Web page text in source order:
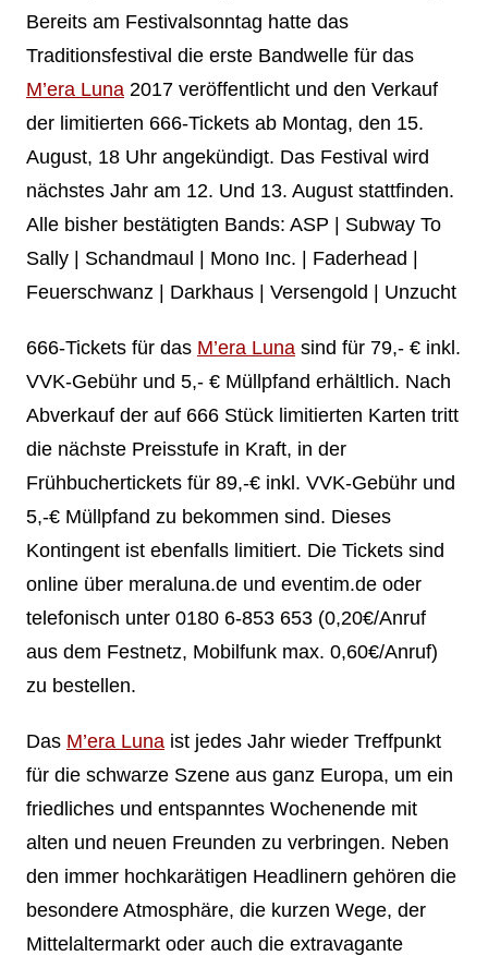
Bereits am Festivalsonntag hatte das
Traditionsfestival die erste Bandwelle für das
M’era Luna2017 veröffentlicht und den Verkauf
der limitierten 666-Tickets ab Montag, den 15.
August, 18 Uhr angekündigt. Das Festival wird
nächstes Jahr am 12. Und 13. August stattfinden.
Alle bisher bestätigten Bands: ASP | Subway To
Sally | Schandmaul | Mono Inc. | Faderhead |
Feuerschwanz | Darkhaus | Versengold | Unzucht
666-Tickets für das M’era Lunasind für 79,- € inkl.
VVK-Gebühr und 5,- € Müllpfand erhältlich. Nach
Abverkauf der auf 666 Stück limitierten Karten tritt
die nächste Preisstufe in Kraft, in der
Frühbuchertickets für 89,-€ inkl. VVK-Gebühr und
5,-€ Müllpfand zu bekommen sind. Dieses
Kontingent ist ebenfalls limitiert. Die Tickets sind
online über meraluna.de und eventim.de oder
telefonisch unter 0180 6-853 653 (0,20€/Anruf
aus dem Festnetz, Mobilfunk max. 0,60€/Anruf)
zu bestellen.
Das M’era Lunaist jedes Jahr wieder Treffpunkt
für die schwarze Szene aus ganz Europa, um ein
friedliches und entspanntes Wochenende mit
alten und neuen Freunden zu verbringen. Neben
den immer hochkarätigen Headlinern gehören die
besondere Atmosphäre, die kurzen Wege, der
Mittelaltermarkt oder auch die extravagante